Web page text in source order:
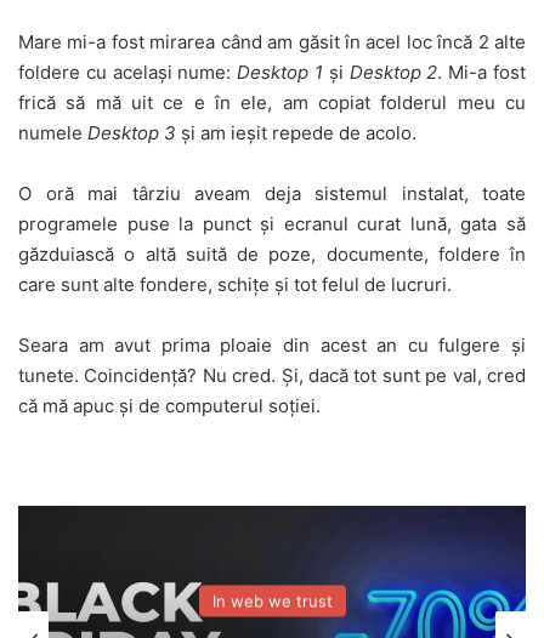
Mare mi-a fost mirarea când am găsit în acel loc încă 2 alte
foldere cu același nume:Desktop 1 și Desktop 2. Mi-a fost
frică să mă uit ce e în ele, am copiat folderul meu cu
numele Desktop 3 și am ieșit repede de acolo.
O oră mai târziu aveam deja sistemul instalat, toate
programele puse la punct și ecranul curat lună, gata să
găzduiască o altă suită de poze, documente, foldere în
care sunt alte fondere, schițe și tot felul de lucruri.
Seara am avut prima ploaie din acest an cu fulgere și
tunete. Coincidență? Nu cred. Și, dacă tot sunt pe val, cred
că mă apuc și de computerul soției.
In web we trust